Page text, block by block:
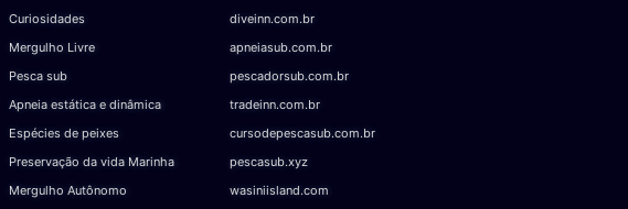
Curiosidades
Mergulho Livre
Pesca sub
Apneia estática e dinâmica
Espécies de peixes
Preservação da vida Marinha
Mergulho Autônomo
diveinn.com.br
apneiasub.com.br
pescadorsub.com.br
tradeinn.com.br
cursodepescasub.com.br
pescasub.xyz
wasiniisland.com